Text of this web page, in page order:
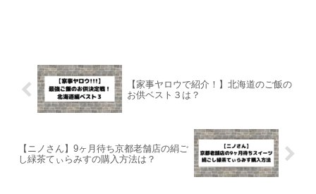
【家事ヤロウで紹介！】北海道のご飯の
お供ベスト３は？
【ニノさん】9ヶ月待ち京都老舗店の絹ご
し緑茶てぃらみすの購入方法は？